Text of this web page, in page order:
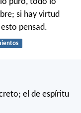
si hay virtud
pensad.
el de espíritu